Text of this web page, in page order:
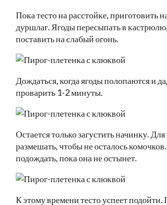
Пока тесто на расстойке, приготовить
дуршлаг. Ягоды пересыпать в
поставить на слабый огонь.
Дождаться, когда ягоды полопаются и
проварить 1-2 минуты.
Остается только загустить начинку.
размешать, чтобы не осталось
подождать, пока она не остынет.
К этому времени тесто успеет